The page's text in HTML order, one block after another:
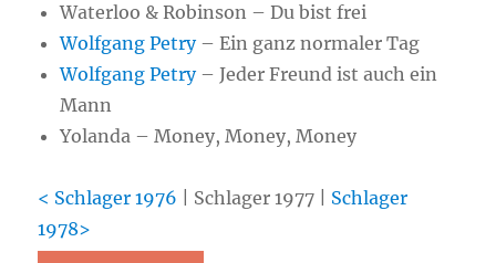
Waterloo & Robinson – Du bist frei
Wolfgang Petry– Ein ganz normaler Tag
Wolfgang Petry– Jeder Freund ist auch ein
Mann
Yolanda – Money, Money, Money
< Schlager 1976 | Schlager 1977 | Schlager
1978>